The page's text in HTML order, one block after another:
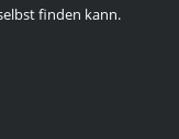
finden kann.